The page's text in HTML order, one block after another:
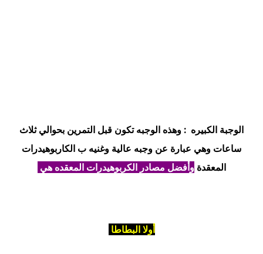
الوجبة الكبيره : وهذه الوجبه تكون قبل التمرين بحوالي ثلاث
ساعات وهي عبارة عن وجبه عالية وغنيه ب الكاربوهيدرات
المعقدةوأفضل مصادر الكربوهيدرات المعقده هي
أولا البطاطا